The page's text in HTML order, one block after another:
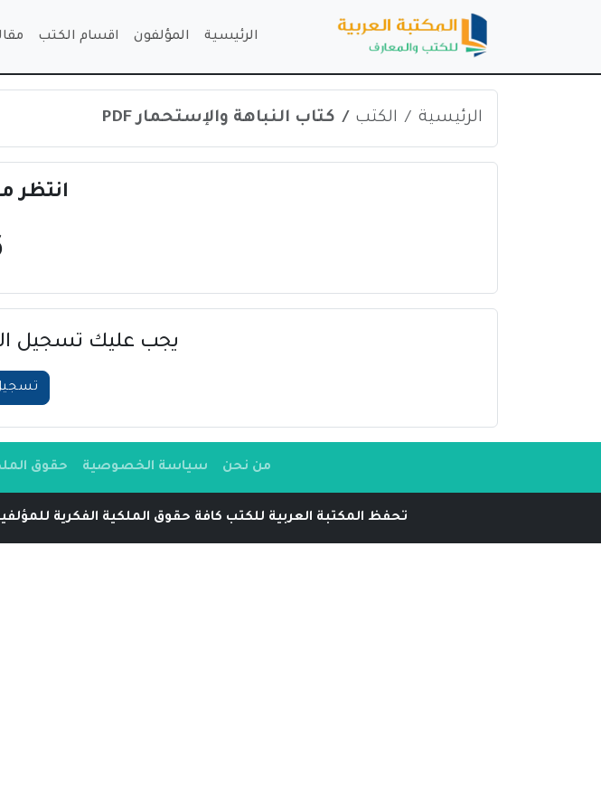
الرئيسية المؤلفون اقسام الكتب
الرئيسية الكتب كتاب النباهة والإستحمار PDF
انتظر
يجب عليك تسجيل
من نحن سياسة الخصوصية حقوق
تحفظ المكتبة العربية للكتب كافة حقوق الملكية الفكرية